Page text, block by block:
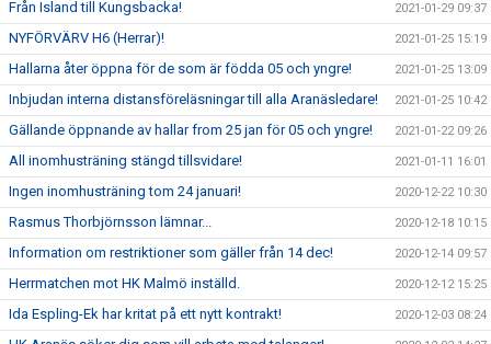
Från Island till Kungsbacka! 2021-01-29 09:37
NYFÖRVÄRV H6 (Herrar)! 2021-01-25 15:19
Hallarna åter öppna för de som är födda 05 och yngre! 2021-01-25 13:09
Inbjudan interna distansföreläsningar till alla Aranäsledare! 2021-01-25 10:42
Gällande öppnande av hallar from 25 jan för 05 och yngre! 2021-01-22 09:26
All inomhusträning stängd tillsvidare! 2021-01-11 16:01
Ingen inomhusträning tom 24 januari! 2020-12-22 10:30
Rasmus Thorbjörnsson lämnar... 2020-12-18 10:15
Information om restriktioner som gäller från 14 dec! 2020-12-14 09:57
Herrmatchen mot HK Malmö inställd. 2020-12-12 15:25
Ida Espling-Ek har kritat på ett nytt kontrakt! 2020-12-03 08:24